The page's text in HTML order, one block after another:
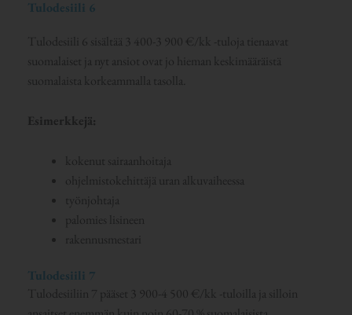
Tulodesiili 6
Tulodesiili 6 sisältää 3 400-3 900 €/kk -tuloja tienaavat
suomalaiset ja nyt ansiot ovat jo hieman keskimääräistä
suomalaista korkeammalla tasolla.
Esimerkkejä:
kokenut sairaanhoitaja
ohjelmistokehittäjä uran alkuvaiheessa
työnjohtaja
palomies lisineen
rakennusmestari
Tulodesiili 7
Tulodesiiliin 7 pääset 3 900-4 500 €/kk -tuloilla ja silloin